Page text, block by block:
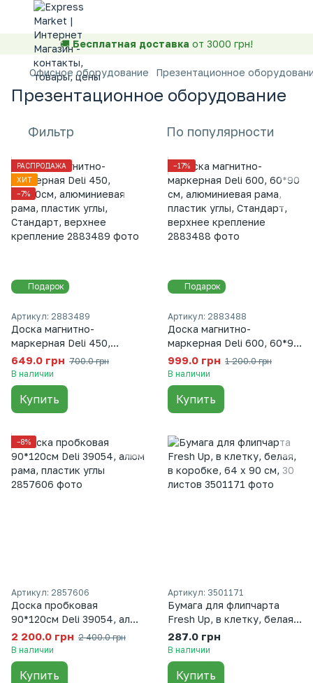
🚚 Бесплатная доставка от 3000 грн!
Офисное оборудование Презентационное
Презентационное оборудование
Фильтр По популярности
Подарок
РАСПРОДАЖА
ХИТ
−7%
Артикул: 2883489
Доска магнитно-
маркерная Deli 450,
45*60см, алюминиевая
рама, пластик углы,
Стандарт, верхнее
крепление, Белый
649.0 грн 700.0 грн
В наличии
Купить
Подарок
−17%
Артикул: 2883488
Доска магнитно-
маркерная Deli 600, 60*90
см, алюминиевая рама,
пластик углы, Стандарт,
верхнее крепление
999.0 грн 1 200.0 грн
В наличии
Купить
−8%
Артикул: 2857606
Доска пробковая
90*120см Deli 39054, алюм
рама, пластик углы
2 200.0 грн 2 400.0 грн
В наличии
Купить
Артикул: 3501171
Бумага для флипчарта
Fresh Up, в клетку, белая,
в коробке, 64 х 90 см, 30
листов
287.0 грн
В наличии
Купить